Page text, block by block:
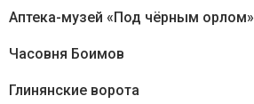
Аптека-музей «Под чёрным орлом»
Часовня Боимов
Глинянские ворота